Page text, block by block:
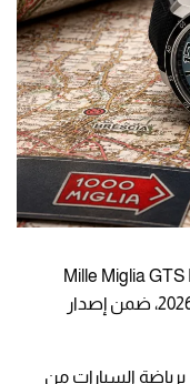
Mille Miglia GTS
Control Grigio-Blu بإصدار السباق لعام 2026، ضمن إصدار
السيارات من